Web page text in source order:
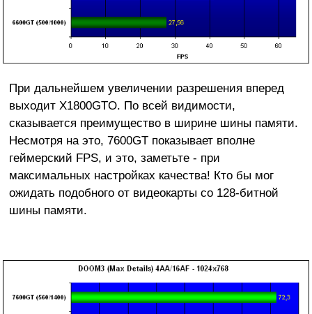
При дальнейшем увеличении разрешения вперед
выходит X1800GTO. По всей видимости,
сказывается преимущество в ширине шины памяти.
Несмотря на это, 7600GT показывает вполне
геймерский FPS, и это, заметьте - при
максимальных настройках качества! Кто бы мог
ожидать подобного от видеокарты со 128-битной
шины памяти.